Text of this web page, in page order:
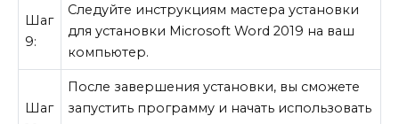
Шаг
9:
Следуйте инструкциям мастера установки
для установки Microsoft Word 2019 на ваш
компьютер.
Шаг
После завершения установки, вы сможете
запустить программу и начать использовать